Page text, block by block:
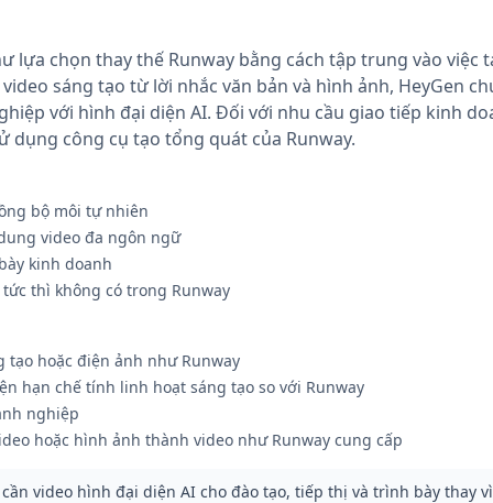
lựa chọn thay thế Runway bằng cách tập trung vào việc
sáng tạo từ lời nhắc văn bản và hình ảnh, HeyGen
với hình đại diện AI. Đối với nhu cầu giao tiếp kinh
dụng công cụ tạo tổng quát của Runway.
bộ môi tự nhiên
video đa ngôn ngữ
kinh doanh
thì không có trong Runway
tạo hoặc điện ảnh như Runway
hạn chế tính linh hoạt sáng tạo so với Runway
nghiệp
hoặc hình ảnh thành video như Runway cung cấp
video hình đại diện AI cho đào tạo, tiếp thị và trình bày thay